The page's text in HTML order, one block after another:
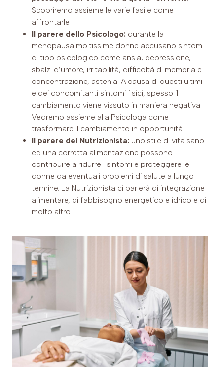
Scopriremo assieme le varie fasi e come
affrontarle.
Il parere dello Psicologo: durante la
menopausa moltissime donne accusano sintomi
di tipo psicologico come ansia, depressione,
sbalzi d’umore, irritabilità, difficoltà di memoria e
concentrazione, astenia. A causa di questi ultimi
e dei concomitanti sintomi fisici, spesso il
cambiamento viene vissuto in maniera negativa.
Vedremo assieme alla Psicologa come
trasformare il cambiamento in opportunità.
Il parere del Nutrizionista: uno stile di vita sano
ed una corretta alimentazione possono
contribuire a ridurre i sintomi e proteggere le
donne da eventuali problemi di salute a lungo
termine. La Nutrizionista ci parlerà di integrazione
alimentare, di fabbisogno energetico e idrico e di
molto altro.